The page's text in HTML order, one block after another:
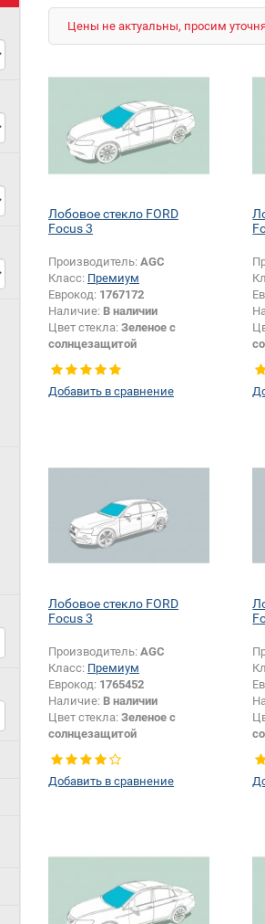
Цены не актуальны, просим
Лобовое стекло FORD
Focus 3
Производитель: AGC
Класс: Премиум
Еврокод: 1767172
Наличие: В наличии
Цвет стекла: Зеленое с
солнцезащитой
Изменение крепления
зеркала + шелкографии:
Добавить в сравнение
Лобовое стекло FORD
Focus 3
Производитель: AGC
Класс: Премиум
Еврокод: 1765452
Наличие: В наличии
Цвет стекла: Зеленое с
солнцезащитой
Изменение крепления
зеркала + шелкографии:
Добавить в сравнение